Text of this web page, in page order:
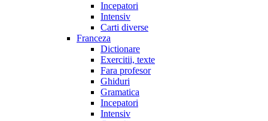
Incepatori
Intensiv
Carti diverse
Franceza
Dictionare
Exercitii, texte
Fara profesor
Ghiduri
Gramatica
Incepatori
Intensiv